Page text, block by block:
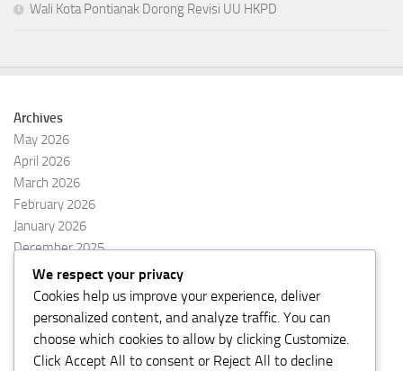
Wali Kota Pontianak Dorong Revisi UU HKPD
Archives
May 2026
April 2026
March 2026
February 2026
January 2026
December 2025
November 2025
October 2025
September 2025
August 2025
We respect your privacy
Cookies help us improve your experience, deliver
personalized content, and analyze traffic. You can
choose which cookies to allow by clicking Customize
Click Accept All to consent or Reject All to decline